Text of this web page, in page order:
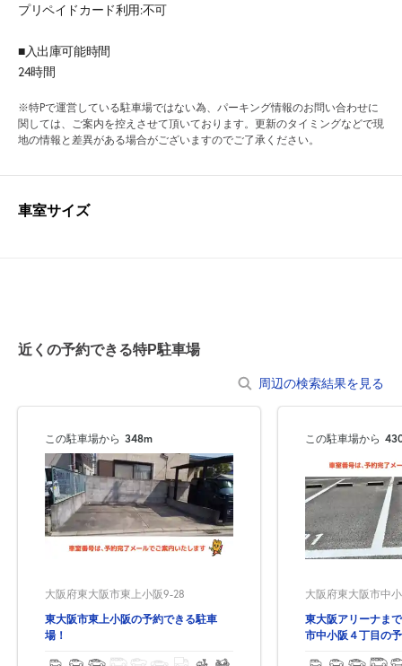
プリペイドカード利用:不可
■入出庫可能時間
24時間
※特Pで運営している駐車場ではない為、パーキング情報のお問い合わせに
関しては、ご案内を控えさせて頂いております。更新のタイミングなどで現
地の情報と差異がある場合がございますのでご了承ください。
車室サイズ
近くの予約できる特P駐車場
周辺の検索結果を見る
この駐車場から 348m
大阪府東大阪市東上小阪9-28
東大阪市東上小阪の予約できる駐車
場！
この駐車場から
大阪府東大阪市中
東大阪アリーナま
市中小阪４丁目の